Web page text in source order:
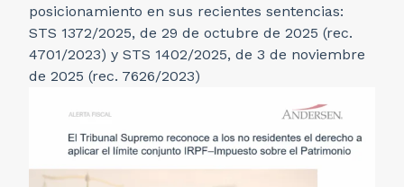
posicionamiento en sus recientes sentencias:
STS 1372/2025, de 29 de octubre de 2025 (rec.
4701/2023) y STS 1402/2025, de 3 de noviembre
de 2025 (rec. 7626/2023)